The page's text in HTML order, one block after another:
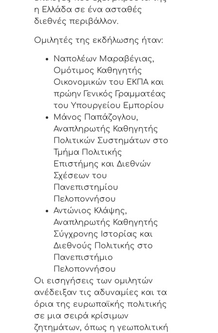
η Ελλάδα σε ένα ασταθές
διεθνές περιβάλλον.
Ομιλητές της εκδήλωσης ήταν:
Ναπολέων Μαραβέγιας,
Ομότιμος Καθηγητής
Οικονομικών του ΕΚΠΑ και
πρώην Γενικός Γραμματέας
του Υπουργείου Εμπορίου
Μάνος Παπάζογλου,
Αναπληρωτής Καθηγητής
Πολιτικών Συστημάτων στο
Τμήμα Πολιτικής
Επιστήμης και Διεθνών
Σχέσεων του
Πανεπιστημίου
Πελοποννήσου
Αντώνιος Κλάψης,
Αναπληρωτής Καθηγητής
Σύγχρονης Ιστορίας και
Διεθνούς Πολιτικής στο
Πανεπιστήμιο
Πελοποννήσου
Οι εισηγήσεις των ομιλητών
ανέδειξαν τις αδυναμίες και τα
όρια της ευρωπαϊκής πολιτικής
σε μια σειρά κρίσιμων
ζητημάτων, όπως η γεωπολιτική